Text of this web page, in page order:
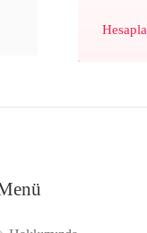
Hesapla